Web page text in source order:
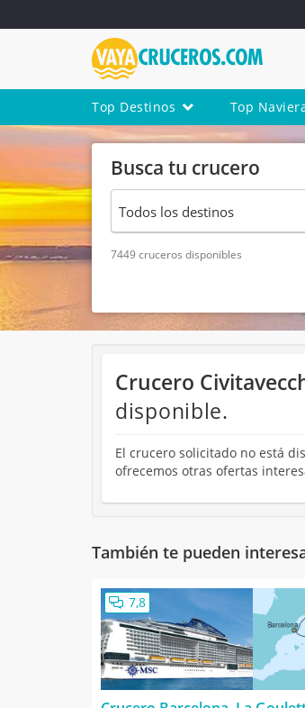
Top Destinos Top
Busca tu crucero
7449 cruceros disponibles
Crucero
disponible.
El crucero solicitado no está
ofrecemos otras ofertas
También te pueden
7,8